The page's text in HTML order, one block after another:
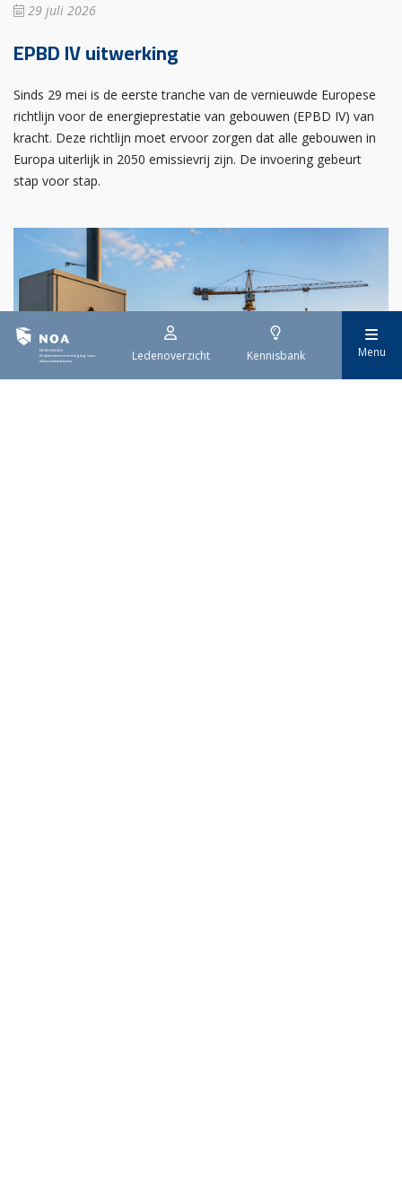
Ledenoverzicht Kennisbank Menu
29 juli 2026
EPBD IV uitwerking
Sinds 29 mei is de eerste tranche van de vernieuwde Europese
richtlijn voor de energieprestatie van gebouwen (EPBD IV) van
kracht. Deze richtlijn moet ervoor zorgen dat alle gebouwen in
Europa uiterlijk in 2050 emissievrij zijn. De invoering gebeurt
stap voor stap.